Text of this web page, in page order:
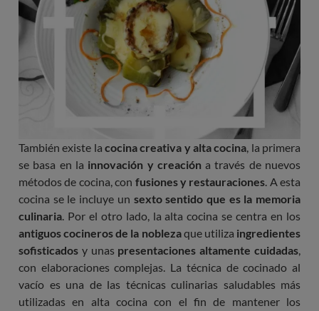
También existe la cocina creativa y alta cocina, la primera
se basa en la innovación y creación a través de nuevos
métodos de cocina, con fusiones y restauraciones. A esta
cocina se le incluye un sexto sentido que es la memoria
culinaria. Por el otro lado, la alta cocina se centra en los
antiguos cocineros de la noblezaque utiliza ingredientes
sofisticados y unas presentaciones altamente cuidadas,
con elaboraciones complejas. La técnica de cocinado al
vacío es una de las técnicas culinarias saludables más
utilizadas en alta cocina con el fin de mantener los